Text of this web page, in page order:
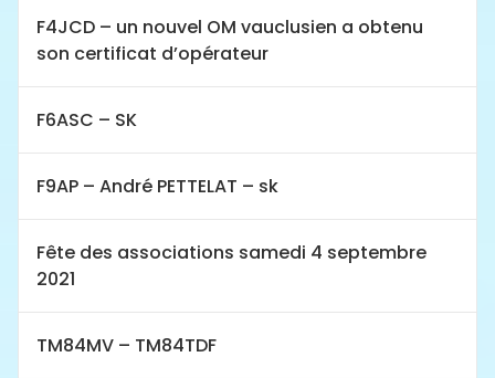
F4JCD – un nouvel OM vauclusien a obtenu
son certificat d’opérateur
F6ASC – SK
F9AP – André PETTELAT – sk
Fête des associations samedi 4 septembre
2021
TM84MV – TM84TDF